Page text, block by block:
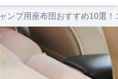
ンプ用座布団おすすめ10選